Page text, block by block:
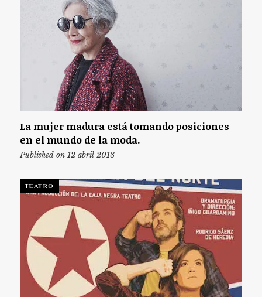
La mujer madura está tomando posiciones
en el mundo de la moda.
Published on 12 abril 2018
TEATRO